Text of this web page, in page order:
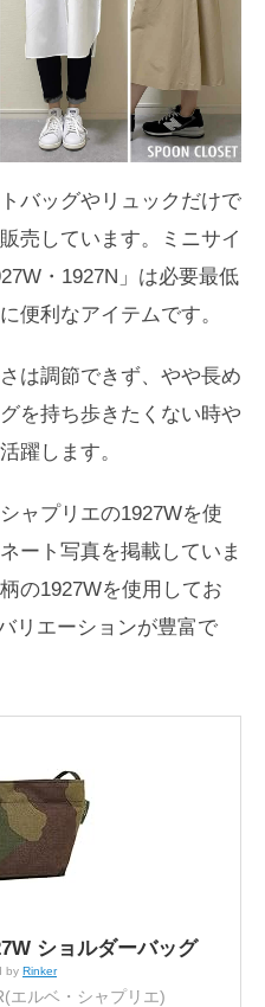
バッグやリュックだけで
売しています。ミニサイ
・1927N」は必要最低
便利なアイテムです。
は調節できず、やや長め
を持ち歩きたくない時や
躍します。
ャプリエの1927Wを使
ート写真を掲載していま
の1927Wを使用してお
リエーションが豊富で
ショルダーバッグ
by Rinker
エルベ・シャプリエ)